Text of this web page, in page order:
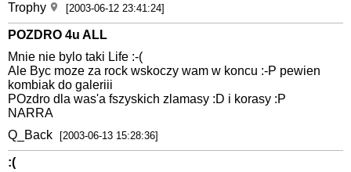
Trophy
[2003-06-12 23:41:24]
POZDRO 4u ALL
Mnie nie bylo taki Life :-(
Ale Byc moze za rock wskoczy wam w koncu :-P pewien
kombiak do galeriii
POzdro dla was'a fszyskich zlamasy :D i korasy :P
NARRA
Q_Back
[2003-06-13 15:28:36]
:(